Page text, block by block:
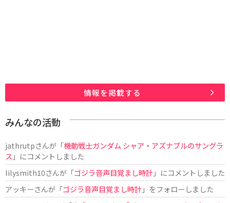
情報を掲載する
みんなの活動
jathrutpさんが「機動戦士ガンダム シャア・アズナブルのサングラ
ス 」にコメントしました
lilysmith10さんが「ゴジラ音声目覚まし時計」にコメントしました
アッキーさんが「ゴジラ音声目覚まし時計」をフォローしました